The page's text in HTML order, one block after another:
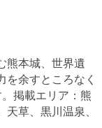
熊本城、世界遺
余すところなく
掲載エリア：熊
草、黒川温泉、